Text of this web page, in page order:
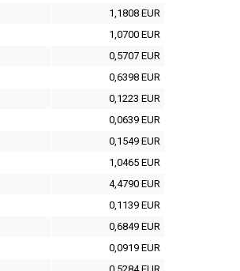
1,1808 EUR
1,0700 EUR
0,5707 EUR
0,6398 EUR
0,1223 EUR
0,0639 EUR
0,1549 EUR
1,0465 EUR
4,4790 EUR
0,1139 EUR
0,6849 EUR
0,0919 EUR